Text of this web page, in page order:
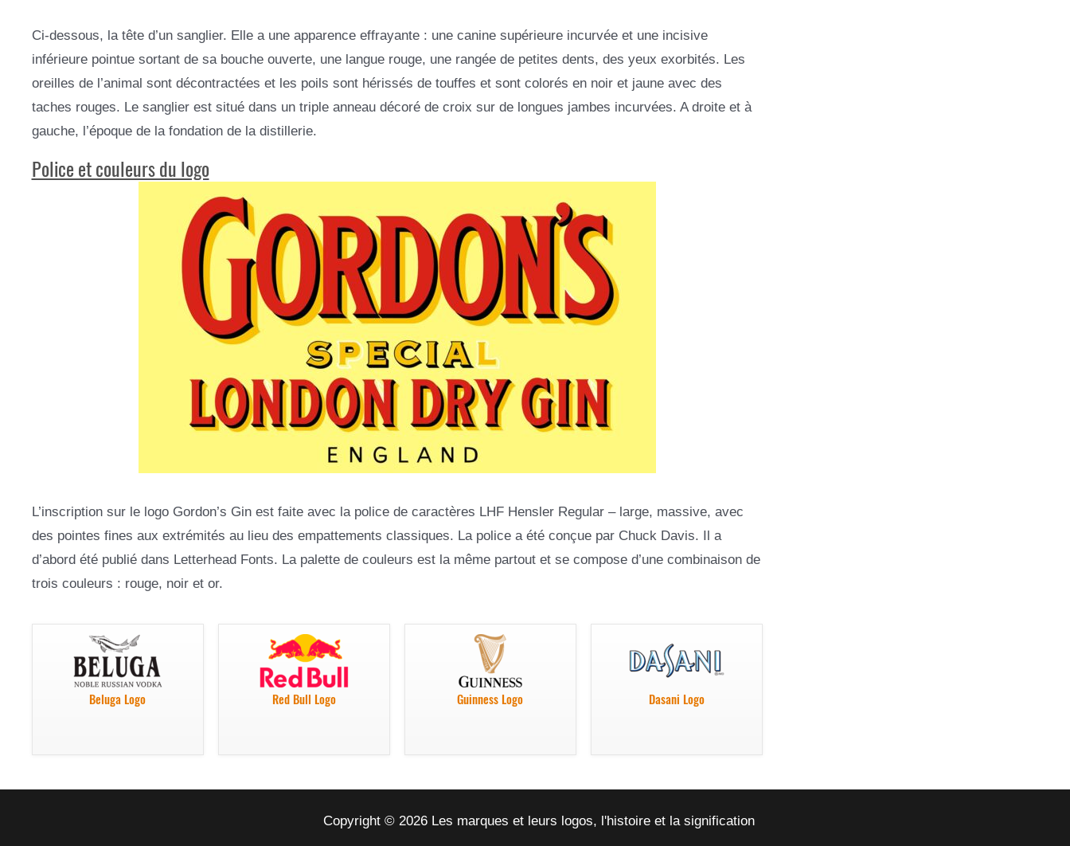
Ci-dessous, la tête d’un sanglier. Elle a une apparence effrayante : une canine supérieure incurvée et une incisive
inférieure pointue sortant de sa bouche ouverte, une langue rouge, une rangée de petites dents, des yeux exorbités. Les
oreilles de l’animal sont décontractées et les poils sont hérissés de touffes et sont colorés en noir et jaune avec des
taches rouges. Le sanglier est situé dans un triple anneau décoré de croix sur de longues jambes incurvées. A droite et à
gauche, l’époque de la fondation de la distillerie.
Police et couleurs du logo
L’inscription sur le logo Gordon’s Gin est faite avec la police de caractères LHF Hensler Regular – large, massive, avec
des pointes fines aux extrémités au lieu des empattements classiques. La police a été conçue par Chuck Davis. Il a
d’abord été publié dans Letterhead Fonts. La palette de couleurs est la même partout et se compose d’une combinaison de
trois couleurs : rouge, noir et or.
Beluga Logo Red Bull Logo Guinness Logo Dasani Logo
Copyright © 2026 Les marques et leurs logos, l'histoire et la signification